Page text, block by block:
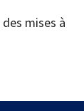
mises à